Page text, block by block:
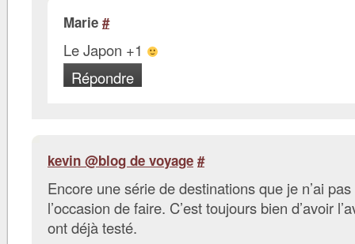
Marie #
Le Japon +1
Répondre
kevin @blog de voyage #
Encore une série de destinations que je n’ai
l’occasion de faire. C’est toujours bien d’avoir
ont déjà testé.